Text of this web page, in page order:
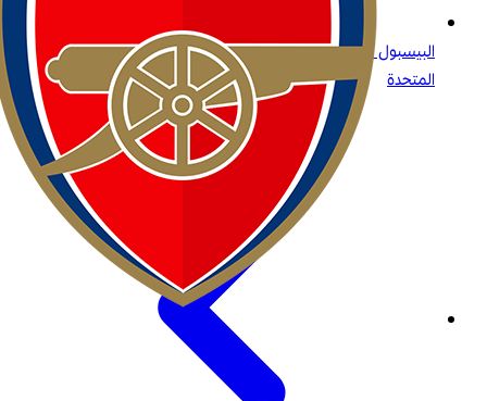
البيسبول للجميع: ما تحتاج إلى معرفته عن الرياضة الأولى في الولايات
المتحدة